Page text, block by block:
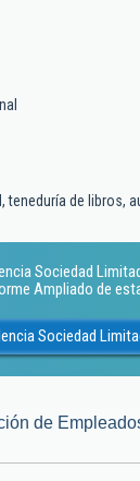
teneduría de libros,
Sociedad
Ampliado de
Sociedad
de